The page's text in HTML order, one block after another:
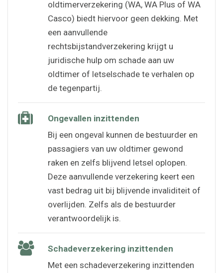
oldtimerverzekering (WA, WA Plus of WA
Casco) biedt hiervoor geen dekking. Met
een aanvullende
rechtsbijstandverzekering krijgt u
juridische hulp om schade aan uw
oldtimer of letselschade te verhalen op
de tegenpartij.
Ongevallen inzittenden
Bij een ongeval kunnen de bestuurder en
passagiers van uw oldtimer gewond
raken en zelfs blijvend letsel oplopen.
Deze aanvullende verzekering keert een
vast bedrag uit bij blijvende invaliditeit of
overlijden. Zelfs als de bestuurder
verantwoordelijk is.
Schadeverzekering inzittenden
Met een schadeverzekering inzittenden